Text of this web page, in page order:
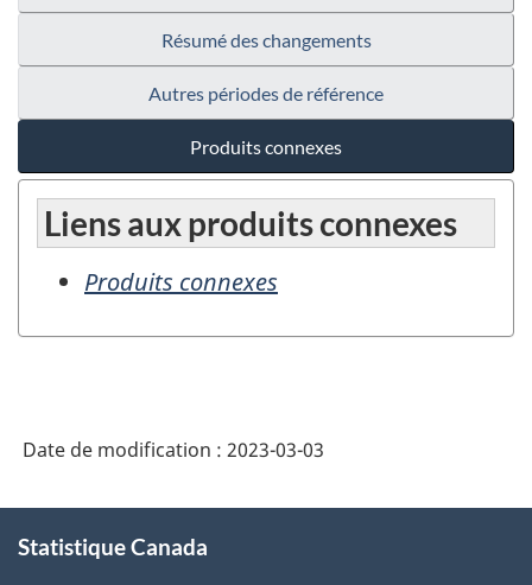
Résumé des changements
Autres périodes de référence
Produits connexes
Liens aux produits connexes
Produits connexes
Date de modification : 2023-03-03
propos
Statistique Canada